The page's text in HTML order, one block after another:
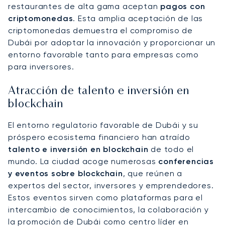
restaurantes de alta gama aceptan pagos con
criptomonedas. Esta amplia aceptación de las
criptomonedas demuestra el compromiso de
Dubái por adoptar la innovación y proporcionar un
entorno favorable tanto para empresas como
para inversores.
Atracción de talento e inversión en
blockchain
El entorno regulatorio favorable de Dubái y su
próspero ecosistema financiero han atraído
talento e inversión en blockchain de todo el
mundo. La ciudad acoge numerosas conferencias
y eventos sobre blockchain, que reúnen a
expertos del sector, inversores y emprendedores.
Estos eventos sirven como plataformas para el
intercambio de conocimientos, la colaboración y
la promoción de Dubái como centro líder en